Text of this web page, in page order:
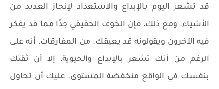
قد تشعر اليوم بالإبداع والاستعداد لإنجاز العديد من
الأشياء. ومع ذلك، فإن الخوف الحقيقي جدًا مما قد يفكر
فيه الآخرون ويقولونه قد يعيقك. من المفارقات، أنه على
الرغم من أنك تشعر بالإبداع والحيوية، إلا أن ثقتك
بنفسك في الواقع منخفضة المستوى. عليك أن تحاول